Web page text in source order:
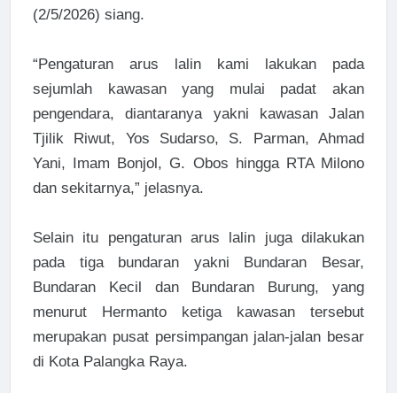
(2/5/2026) siang.
“Pengaturan arus lalin kami lakukan pada
sejumlah kawasan yang mulai padat akan
pengendara, diantaranya yakni kawasan Jalan
Tjilik Riwut, Yos Sudarso, S. Parman, Ahmad
Yani, Imam Bonjol, G. Obos hingga RTA Milono
dan sekitarnya,” jelasnya.
Selain itu pengaturan arus lalin juga dilakukan
pada tiga bundaran yakni Bundaran Besar,
Bundaran Kecil dan Bundaran Burung, yang
menurut Hermanto ketiga kawasan tersebut
merupakan pusat persimpangan jalan-jalan besar
di Kota Palangka Raya.